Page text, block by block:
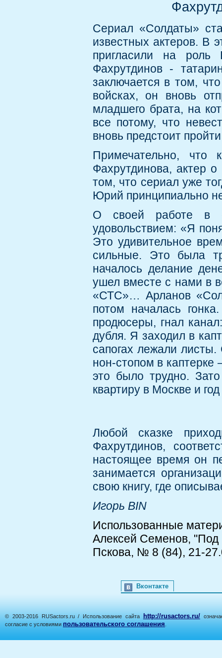
Сериал «Солдаты»
известных актеров. В
пригласили на роль
Фахрутдинов -
заключается в том,
войсках, он вновь
младшего брата, на
все потому, что
вновь предстоит
Примечательно,
Фахрутдинова, актер
том, что сериал уже
Юрий принципиально
О своей работе в
удовольствием: «Я
Это удивительное
сильные. Это была
началось делание
ушел вместе с нами в
«СТС»… Арланов
потом началась
продюсеры, гнал
дубля. Я заходил в
сапогах лежали
нон-стопом в
это было трудно.
квартиру в Москве и
Любой сказке
Фахрутдинов,
настоящее время он
занимается
свою книгу, где
Игорь BIN
Использованные
Алексей Семенов, "Под
Пскова, № 8 (84), 21-
Вконтакте
© 2003-2016 RUSactors.ru / Использование сайта http://rusactors.ru/
согласие с условиями пользовательского соглашения